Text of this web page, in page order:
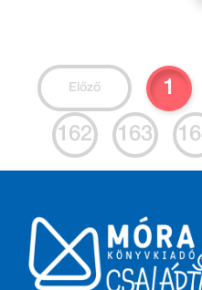
Előző 1
162 163